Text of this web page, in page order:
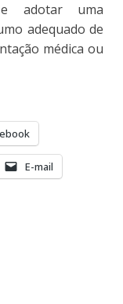
e adotar uma
adequado de
médica ou
E-mail